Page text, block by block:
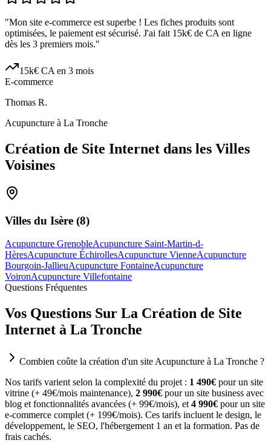
"Mon site e-commerce est superbe ! Les fiches produits sont
optimisées, le paiement est sécurisé. J'ai fait 15k€ de CA en ligne
dès les 3 premiers mois."
15k€ CA en 3 mois
E-commerce
Thomas R.
Acupuncture à La Tronche
Création de Site Internet dans les Villes
Voisines
Villes du Isère (8)
Acupuncture GrenobleAcupuncture Saint-Martin-d-
HèresAcupuncture ÉchirollesAcupuncture VienneAcupuncture
Bourgoin-JallieuAcupuncture FontaineAcupuncture
VoironAcupuncture Villefontaine
Questions Fréquentes
Vos Questions Sur La Création de Site
Internet à La Tronche
Combien coûte la création d'un site Acupuncture à La Tronche ?
Nos tarifs varient selon la complexité du projet : 1 490€ pour un site
vitrine (+ 49€/mois maintenance), 2 990€ pour un site business avec
blog et fonctionnalités avancées (+ 99€/mois), et 4 990€ pour un site
e-commerce complet (+ 199€/mois). Ces tarifs incluent le design, le
développement, le SEO, l'hébergement 1 an et la formation. Pas de
frais cachés.